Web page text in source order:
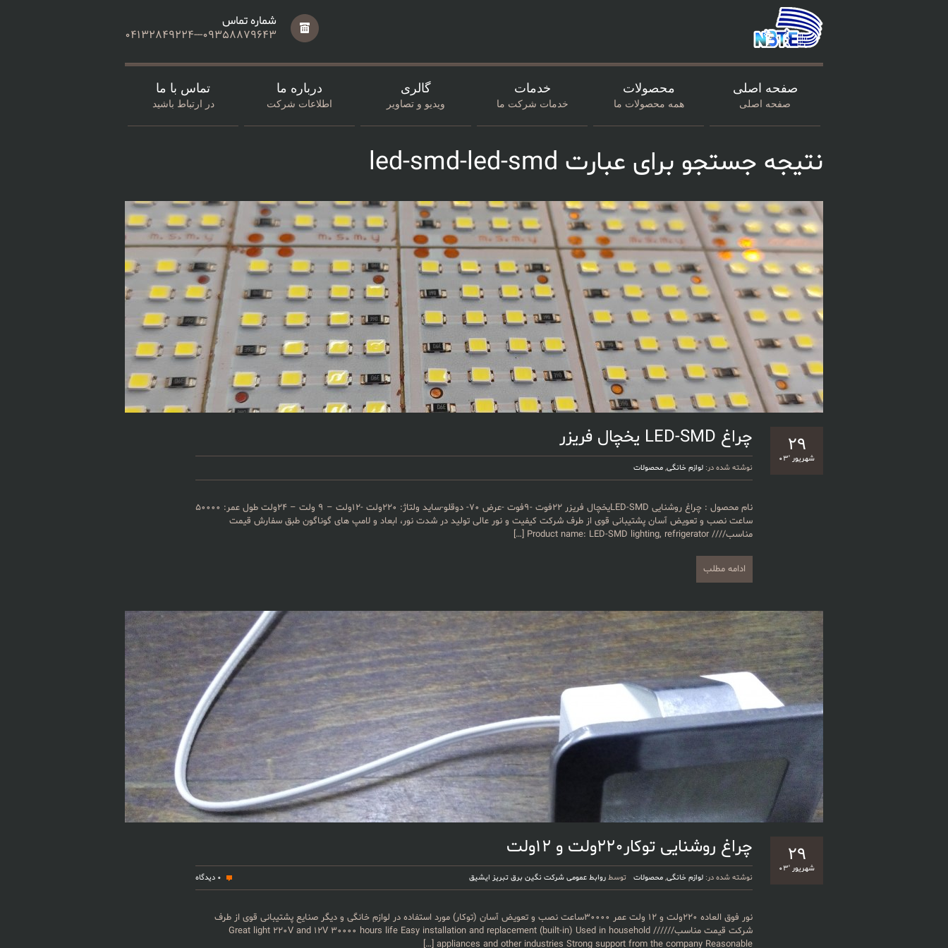
شماره تماس
04132849224---09358879643
تماس با ما
در ارتباط باشید
درباره ما
اطلاعات شرکت
گالری
ویدیو و تصاویر
خدمات
خدمات شرکت ما
محصولات
همه محصولات ما
صفحه اصلی
صفحه اصلی
نتیجه جستجو برای عبارت led-smd-led-smd
۲۹
شهریور '۰۳
چراغ LED-SMD یخچال فریزر
نوشته شده در: لوازم خانگی, محصولات
نام محصول : چراغ روشنایی LED-SMDیخچال فریزر ۲۲فوت -۹فوت -عرض ۷۰- دوقلو-ساید ولتاژ: ۲۲۰ولت -۱۲ولت – ۹ ولت – ۲۴ولت طول عمر: ۵۰۰۰۰
ساعت نصب و تعویض آسان پشتیبانی قوی از طرف شرکت کیفیت و نور عالی تولید در شدت نور، ابعاد و لامپ های گوناگون طبق سفارش قیمت
مناسب//// Product name: LED-SMD lighting, refrigerator
[…]
ادامه مطلب
۲۹
شهریور '۰۳
چراغ روشنایی توکار۲۲۰ولت و ۱۲ولت
نوشته شده در: لوازم خانگی, محصولات توسط روابط عمومی شرکت نگین برق تبریز ایشیق 0 دیدگاه
نور فوق العاده ۲۲۰ولت و ۱۲ ولت عمر ۳۰۰۰۰ساعت نصب و تعویض آسان (توکار) مورد استفاده در لوازم خانگی و دیگر صنایع پشتیبانی قوی از طرف
شرکت قیمت مناسب////// Great light ۲۲۰V and 12V ۳۰۰۰۰ hours life Easy installation and replacement (built-in) Used in household
appliances and other industries Strong support from the company Reasonable
[…]